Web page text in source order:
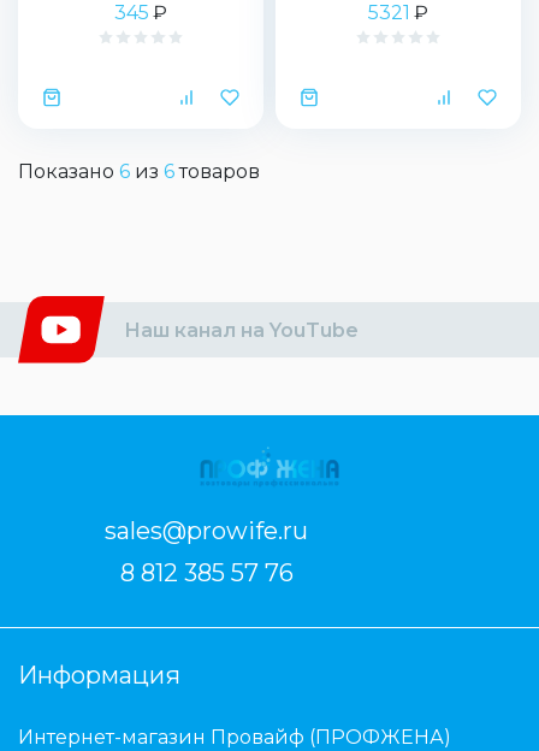
345 ₽ 5321 ₽
Показано 6 из 6товаров
Наш канал на YouTube
sales@prowife.ru
8 812 385 57 76
Информация
Интернет-магазин Провайф (ПРОФЖЕНА)